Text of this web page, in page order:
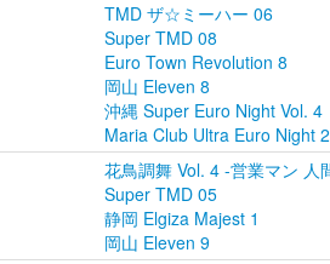
TMD ザ☆ミーハー 06
Super TMD 08
Euro Town Revolution 8
岡山 Eleven 8
沖縄 Super Euro Night Vol. 4
Maria Club Ultra Euro Night 2
花鳥調舞 Vol. 4 -営業マン 人
Super TMD 05
静岡 Elgiza Majest 1
岡山 Eleven 9